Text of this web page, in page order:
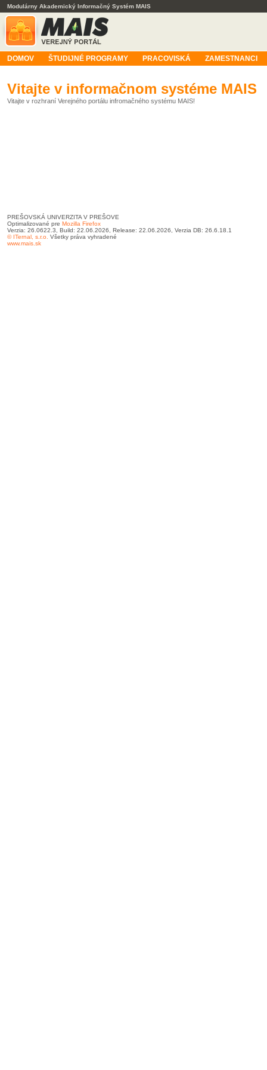
Modulárny Akademický Informačný Systém MAIS
DOMOV ŠTUDIJNÉ PROGRAMY PRACOVISKÁ ZAMESTNANCI
Vitajte v informačnom systéme MAIS
Vitajte v rozhraní Verejného portálu infromačného systému MAIS!
PREŠOVSKÁ UNIVERZITA V PREŠOVE
Optimalizované pre Mozilla Firefox
Verzia: 26.0622.3, Build: 22.06.2026, Release: 22.06.2026, Verzia DB: 26.6.18.1
© ITernal, s.r.o. Všetky práva vyhradené
www.mais.sk